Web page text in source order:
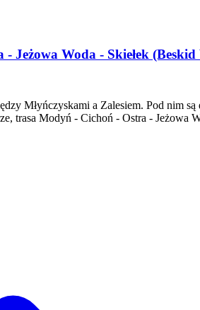
Jeżowa Woda - Skiełek (Beskid
Młyńczyskami a Zalesiem. Pod nim
trasa Modyń - Cichoń - Ostra - Jeżowa